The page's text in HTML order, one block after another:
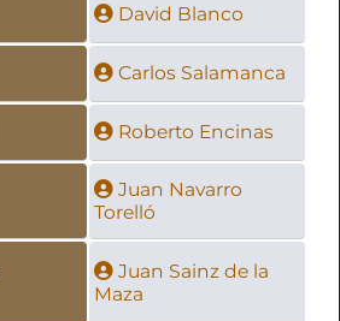
David Blanco
Carlos Salamanca
Roberto Encinas
Juan Navarro
Torelló
Juan Sainz de la
Maza